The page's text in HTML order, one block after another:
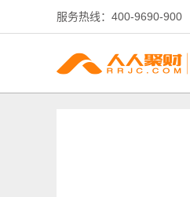
服务热线：400-9690-900